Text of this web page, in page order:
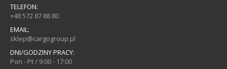
TELEFON:
+48 572 87 88 80
EMAIL:
sklep@cargogroup.pl
DNI/GODZINY PRACY:
Pon - Pt / 9:00 - 17:00